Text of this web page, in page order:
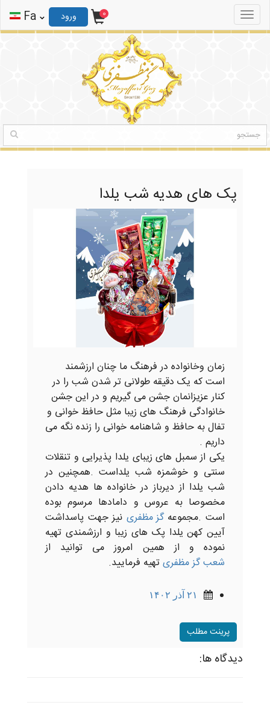
ورود ثبت نام
Toggle
navigation
0 ورود Fa
پک های هدیه شب یلدا
زمان وخانواده در فرهنگ ما چنان ارزشمند
است که یک دقیقه طولانی تر شدن شب را در
کنار عزیزانمان جشن می گیریم و در این جشن
خانوادگی فرهنگ های زیبا مثل حافظ خوانی و
تفال به حافظ و شاهنامه خوانی را زنده نگه می
داریم .
یکی از سمبل های زیبای یلدا پذیرایی و تنقلات
سنتی و خوشمزه شب یلداست .همچنین در
شب یلدا از دیرباز در خانواده ها هدیه دادن
مخصوصا به عروس و دامادها مرسوم بوده
است .مجموعهگز مظفری نیز جهت پاسداشت
آیین کهن یلدا پک های زیبا و ارزشمندی تهیه
نموده و از همین امروز می توانید از
شعب گز مظفریتهیه فرمایید.
۲۱ آذر ۱۴۰۲
پرینت مطلب
دیدگاه ها: